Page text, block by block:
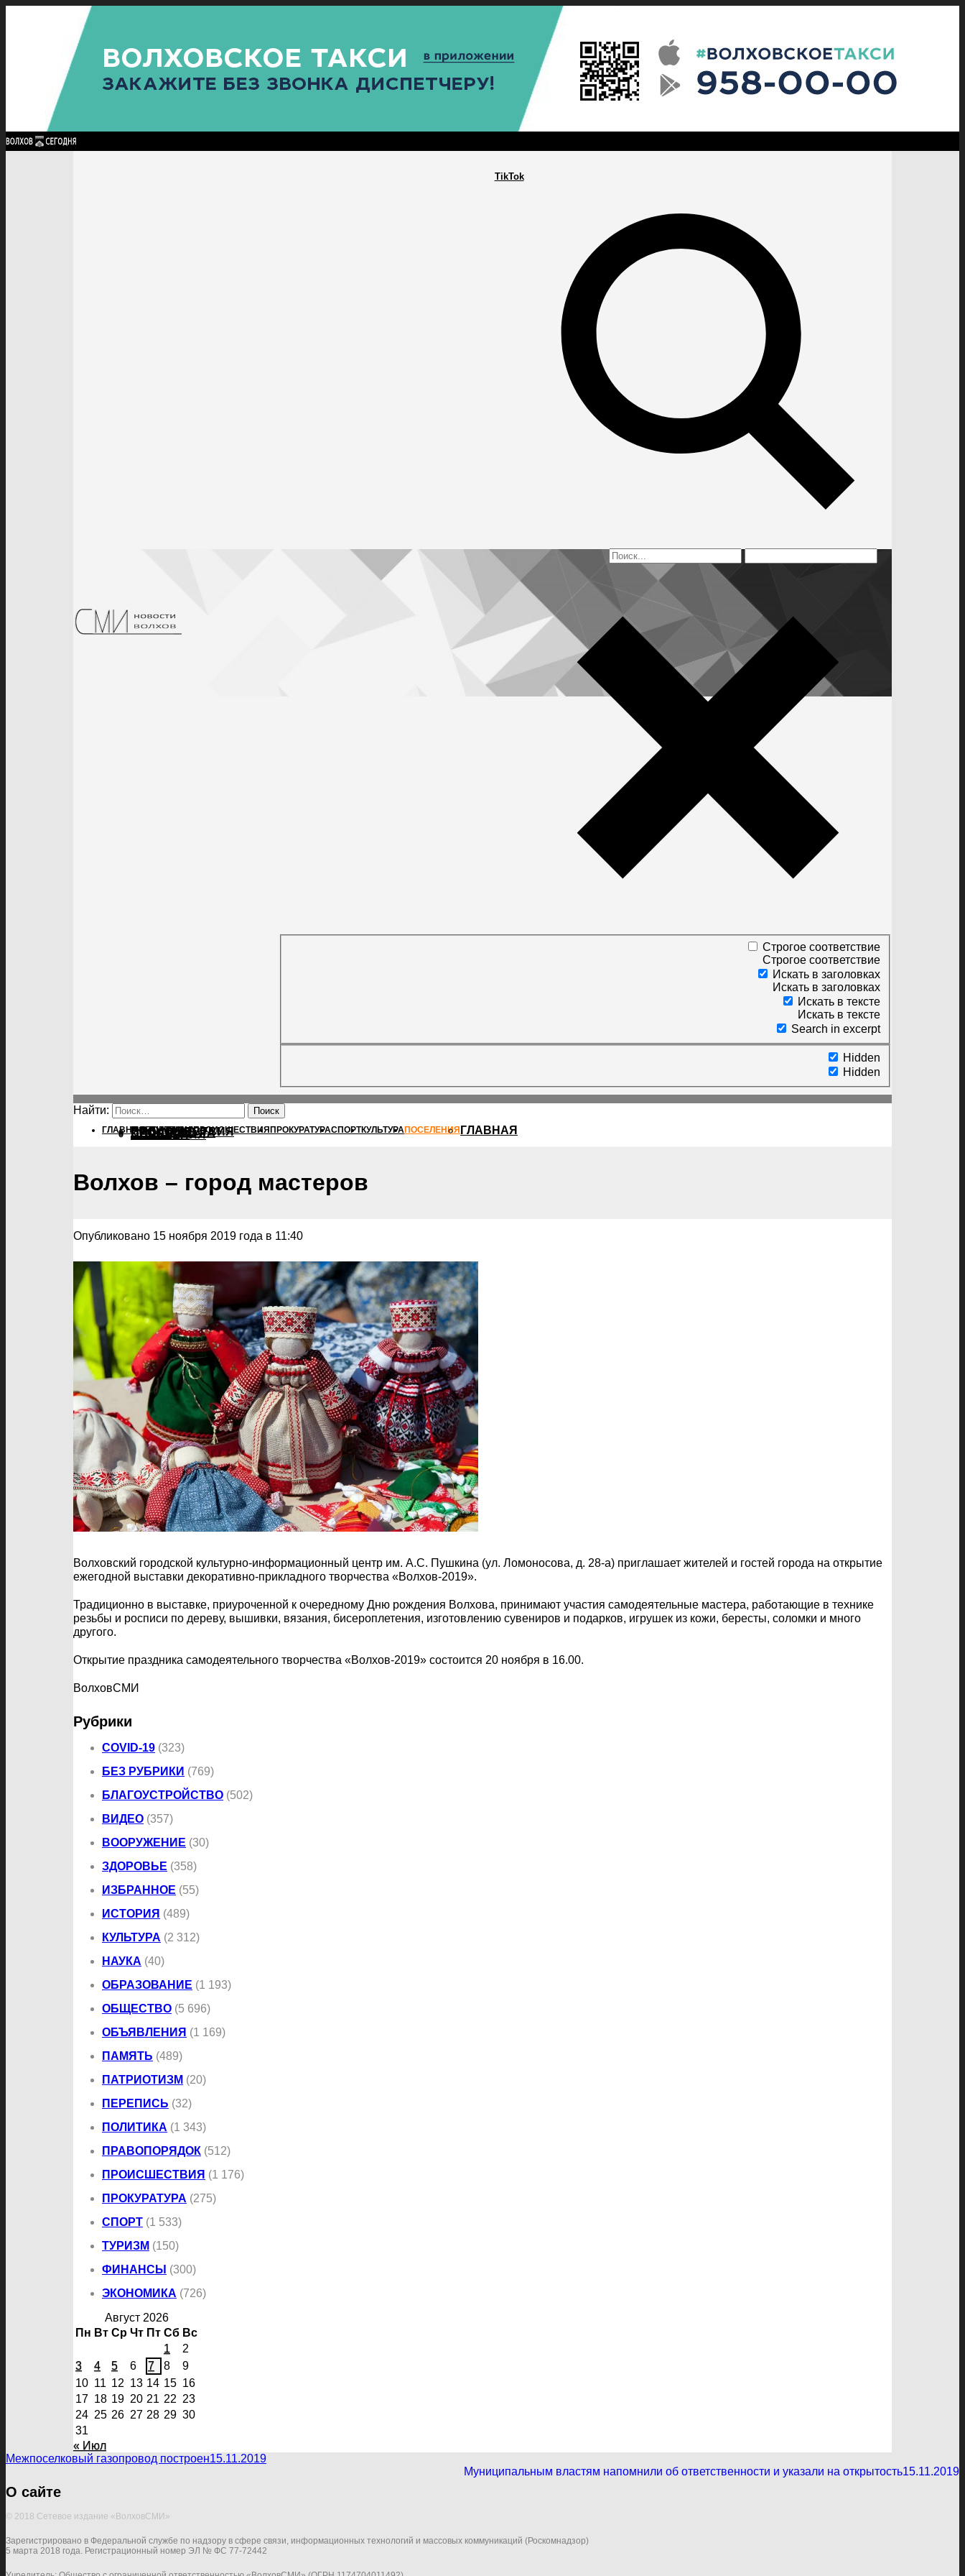
TikTok
Строгое соответствие
Строгое соответствие
Искать в заголовках
Искать в заголовках
Искать в тексте
Искать в тексте
Search in excerpt
Hidden
Hidden
Найти:
ГЛАВНАЯПОЛИТИКАПРОИСШЕСТВИЯ ПРОКУРАТУРАСПОРТКУЛЬТУРАПОСЕЛЕНИЯ ГЛАВНАЯ
ПОЛИТИКА
ПРОИСШЕСТВИЯ
ПРОКУРАТУРА
СПОРТ
КУЛЬТУРА
ПОСЕЛЕНИЯ
ГЛАВНАЯ ПОЛИТИКАПРОИСШЕСТВИЯПРОКУРАТУРА СПОРТ КУЛЬТУРАПОСЕЛЕНИЯ ГЛАВНАЯ
ПОЛИТИКА
КУЛЬТУРА
ПОСЕЛЕНИЯ
Волхов – город мастеров
Опубликовано 15 ноября 2019 года в 11:40
Волховский городской культурно-информационный центр им. А.С. Пушкина (ул. Ломоносова, д. 28-а) приглашает жителей и гостей города на открытие
ежегодной выставки декоративно-прикладного творчества «Волхов-2019».
Традиционно в выставке, приуроченной к очередному Дню рождения Волхова, принимают участия самодеятельные мастера, работающие в технике
резьбы и росписи по дереву, вышивки, вязания, бисероплетения, изготовлению сувениров и подарков, игрушек из кожи, бересты, соломки и много
другого.
Открытие праздника самодеятельного творчества «Волхов-2019» состоится 20 ноября в 16.00.
ВолховСМИ
Рубрики
COVID-19 (323)
БЕЗ РУБРИКИ (769)
БЛАГОУСТРОЙСТВО (502)
ВИДЕО (357)
ВООРУЖЕНИЕ (30)
ЗДОРОВЬЕ (358)
ИЗБРАННОЕ (55)
ИСТОРИЯ (489)
КУЛЬТУРА (2 312)
НАУКА (40)
ОБРАЗОВАНИЕ (1 193)
ОБЩЕСТВО (5 696)
ОБЪЯВЛЕНИЯ (1 169)
ПАМЯТЬ (489)
ПАТРИОТИЗМ (20)
ПЕРЕПИСЬ (32)
ПОЛИТИКА (1 343)
ПРАВОПОРЯДОК (512)
ПРОИСШЕСТВИЯ (1 176)
ПРОКУРАТУРА (275)
СПОРТ (1 533)
ТУРИЗМ (150)
ФИНАНСЫ (300)
ЭКОНОМИКА (726)
Август 2026
Пн Вт Ср Чт Пт Сб Вс
1
2
3
4 5 6 7 8
9
10 11 12 13 14 15 16
17 18 19 20 21 22 23
24 25 26 27 28 29 30
31
« Июл
Межпоселковый газопровод построен15.11.2019
Муниципальным властям напомнили об ответственности и указали на открытость15.11.2019
О сайте
© 2018 Сетевое издание «ВолховСМИ»
Зарегистрировано в Федеральной службе по надзору в сфере связи, информационных технологий и массовых коммуникаций (Роскомнадзор)
5 марта 2018 года. Регистрационный номер ЭЛ № ФС 77-72442